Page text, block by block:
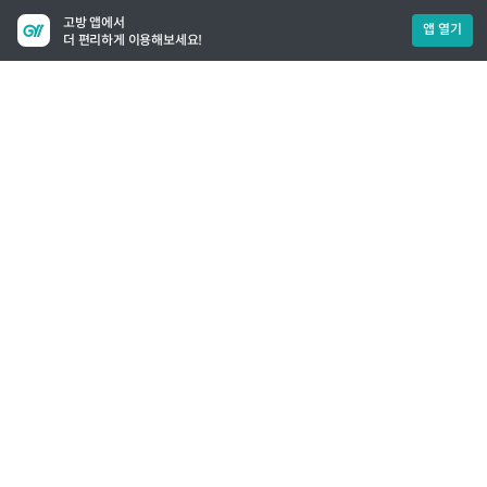
고방 앱에서
더 편리하게 이용해보세요!
앱 열기